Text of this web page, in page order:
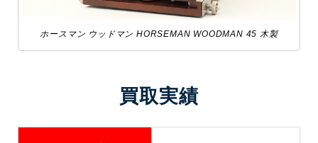
ホースマン ウッドマン HORSEMAN WOODMAN 45 木製
買取実績